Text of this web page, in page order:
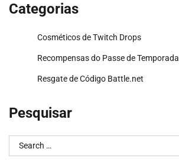
Categorias
Cosméticos de Twitch Drops
Recompensas do Passe de Temporada
Resgate de Código Battle.net
Pesquisar
Search
for: